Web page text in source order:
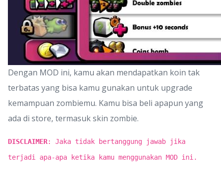
Dengan MOD ini, kamu akan mendapatkan koin tak
terbatas yang bisa kamu gunakan untuk upgrade
kemampuan zombiemu. Kamu bisa beli apapun yang
ada di store, termasuk skin zombie.
DISCLAIMER: Jaka tidak bertanggung jawab jika
terjadi apa-apa ketika kamu menggunakan MOD ini.